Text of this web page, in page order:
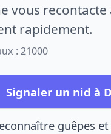
vous recontacte
rapidement.
: 21000
Signaler un nid à
guêpes